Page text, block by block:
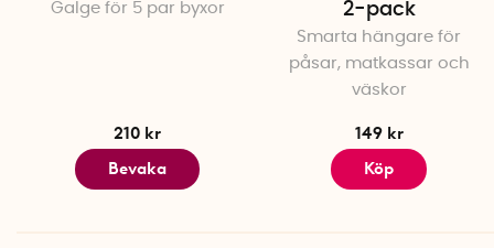
Galge för 5 par byxor
210 kr
Bevaka
2-pack
Smarta hängare för
påsar, matkassar och
väskor
149 kr
Köp